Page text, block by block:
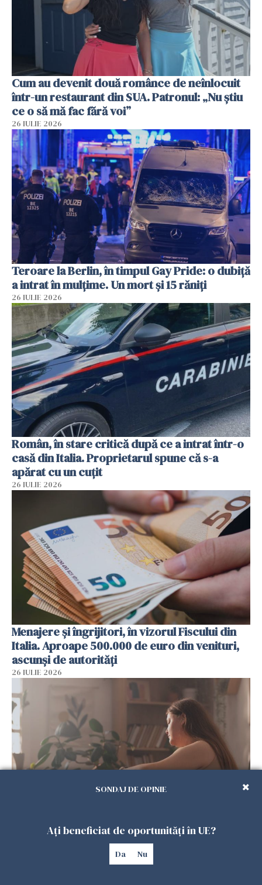
Cum au devenit două românce de neînlocuit
într-un restaurant din SUA. Patronul: „Nu știu
ce o să mă fac fără voi”
26 IULIE 2026
Teroare la Berlin, în timpul Gay Pride: o dubiță
a intrat în mulțime. Un mort și 15 răniți
26 IULIE 2026
Român, în stare critică după ce a intrat într-o
casă din Italia. Proprietarul spune că s-a
apărat cu un cuțit
26 IULIE 2026
Menajere și îngrijitori, în vizorul Fiscului din
Italia. Aproape 500.000 de euro din venituri,
ascunși de autorități
26 IULIE 2026
arată ce se întâmplă cu sănătatea multor
SONDAJ DE OPINIE
Ați beneficiat de oportunități în UE?
Da Nu